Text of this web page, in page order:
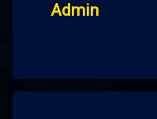
Admin